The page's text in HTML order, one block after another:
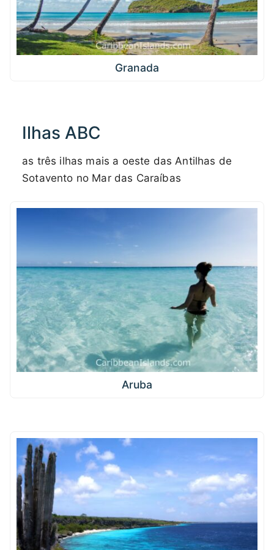
Granada
Ilhas ABC
as três ilhas mais a oeste das Antilhas de
Sotavento no Mar das Caraíbas
Aruba